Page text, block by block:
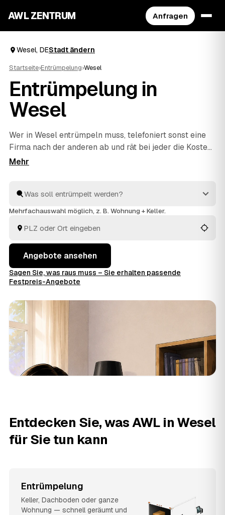
AWL ZENTRUM Anfragen
Wesel, DEStadt ändern
Startseite›Entrümpelung›Wesel
Entrümpelung in
Wesel
Wer in Wesel entrümpeln muss, telefoniert sonst eine
Firma nach der anderen ab und rät bei jeder die Kosten
neu. Mit AWL beschreiben Sie Ihr Vorhaben ein einziges
Anbieter aus Deutschland. Sie legen die Angebote
nebeneinander und sehen sofort, welches passt.
Mehrfachauswahl möglich, z. B. Wohnung + Keller.
Angebote ansehen
Sagen Sie, was raus muss – Sie erhalten passende
Festpreis-Angebote
Entdecken Sie, was AWL in Wesel
für Sie tun kann
Entrümpelung
Keller, Dachboden oder ganze
Wohnung — schnell geräumt und